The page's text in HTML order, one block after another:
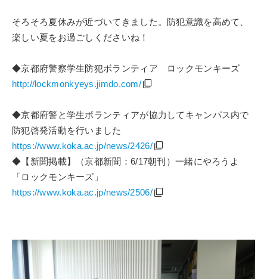
そろそろ夏休みが近づいてきました。防犯意識を高めて、
楽しい夏をお過ごしくださいね！
◆京都府警察学生防犯ボランティア ロックモンキーズ
http://lockmonkyeys.jimdo.com/
◆京都府警と学生ボランティアが協力してキャンパス内で
防犯啓発活動を行いました
https://www.koka.ac.jp/news/2426/
◆【新聞掲載】（京都新聞：6/17朝刊）一緒にやろうよ
「ロックモンキーズ」
https://www.koka.ac.jp/news/2506/